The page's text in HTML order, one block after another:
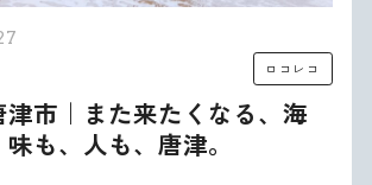
ロコレコ
市｜また来たくなる、海
も、人も、唐津。